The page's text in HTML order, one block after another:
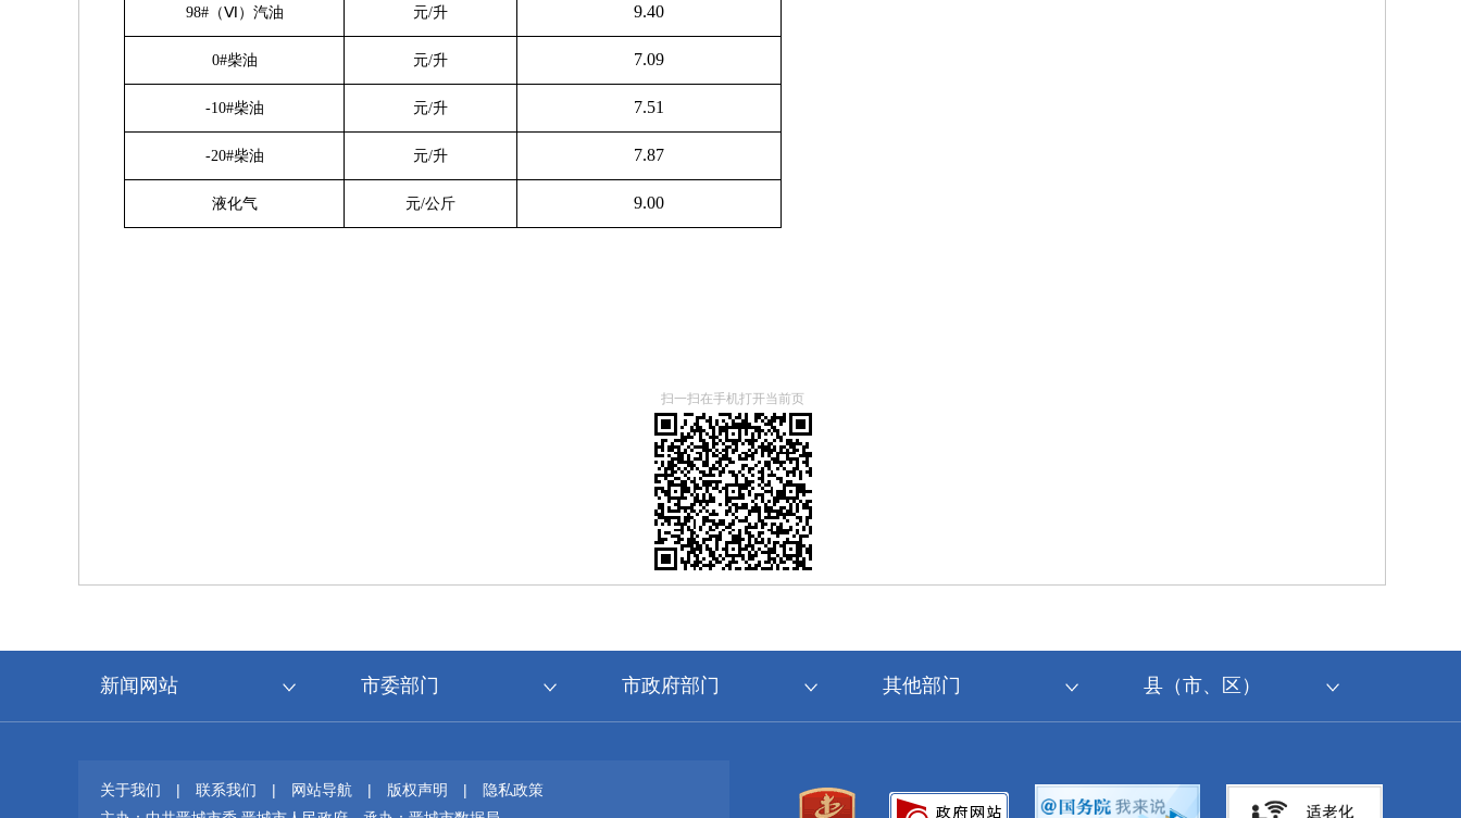
98#（Ⅵ）汽油 元/升 9.40
0#柴油 元/升 7.09
-10#柴油 元/升 7.51
-20#柴油 元/升 7.87
液化气 元/公斤 9.00
扫一扫在手机打开当前页
新闻网站 市委部门 市政府部门 其他部门 县（市、区）
关于我们 | 联系我们 | 网站导航 | 版权声明 |
隐私政策